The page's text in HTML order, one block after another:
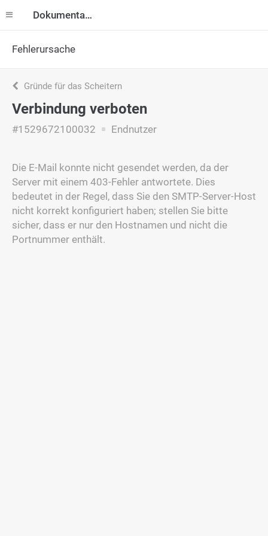
Dokumentation
Fehlerursache
Gründe für das Scheitern
Verbindung verboten
#1529672100032 Endnutzer
Die E-Mail konnte nicht gesendet werden, da der
Server mit einem 403-Fehler antwortete. Dies
bedeutet in der Regel, dass Sie den SMTP-Server-Host
nicht korrekt konfiguriert haben; stellen Sie bitte
sicher, dass er nur den Hostnamen und nicht die
Portnummer enthält.